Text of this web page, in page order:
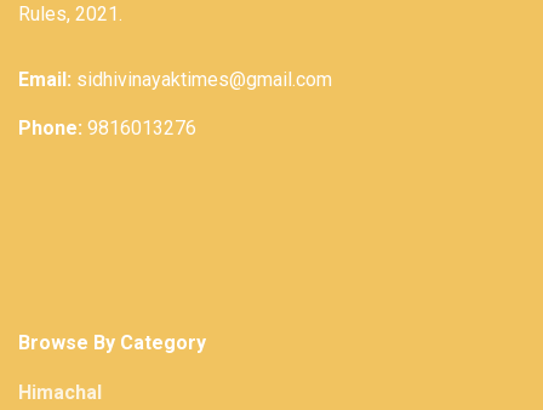
Rules, 2021.
Email: sidhivinayaktimes@gmail.com
Phone: 9816013276
Browse By Category
Himachal